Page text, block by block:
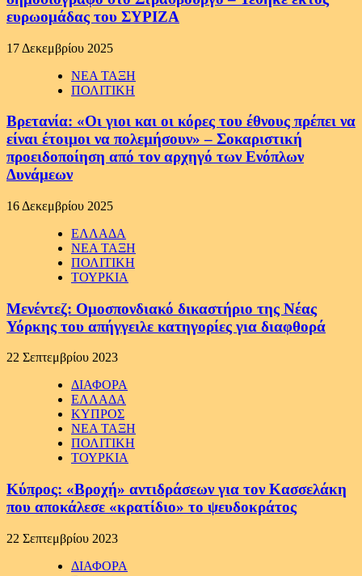
ευρωομάδας του ΣΥΡΙΖΑ
17 Δεκεμβρίου 2025
ΝΕΑ ΤΑΞΗ
ΠΟΛΙΤΙΚΗ
Βρετανία: «Οι γιοι και οι κόρες του έθνους πρέπει να
είναι έτοιμοι να πολεμήσουν» – Σοκαριστική
προειδοποίηση από τον αρχηγό των Ενόπλων
Δυνάμεων
16 Δεκεμβρίου 2025
ΕΛΛΑΔΑ
ΝΕΑ ΤΑΞΗ
ΠΟΛΙΤΙΚΗ
ΤΟΥΡΚΙΑ
Μενέντεζ: Ομοσπονδιακό δικαστήριο της Νέας
Υόρκης του απήγγειλε κατηγορίες για διαφθορά
22 Σεπτεμβρίου 2023
ΔΙΑΦΟΡΑ
ΕΛΛΑΔΑ
ΚΥΠΡΟΣ
ΝΕΑ ΤΑΞΗ
ΠΟΛΙΤΙΚΗ
ΤΟΥΡΚΙΑ
Κύπρος: «Βροχή» αντιδράσεων για τον Κασσελάκη
που αποκάλεσε «κρατίδιο» το ψευδοκράτος
22 Σεπτεμβρίου 2023
ΔΙΑΦΟΡΑ